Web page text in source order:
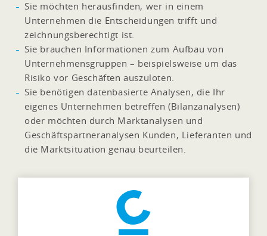
Sie möchten herausfinden, wer in einem
Unternehmen die Entscheidungen trifft und
zeichnungsberechtigt ist.
Sie brauchen Informationen zum Aufbau von
Unternehmensgruppen – beispielsweise um das
Risiko vor Geschäften auszuloten.
Sie benötigen datenbasierte Analysen, die Ihr
eigenes Unternehmen betreffen (Bilanzanalysen)
oder möchten durch Marktanalysen und
Geschäftspartneranalysen Kunden, Lieferanten und
die Marktsituation genau beurteilen.